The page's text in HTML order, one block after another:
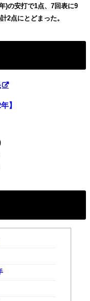
)の安打で1点、7回表に9
2点にとどまった。
】